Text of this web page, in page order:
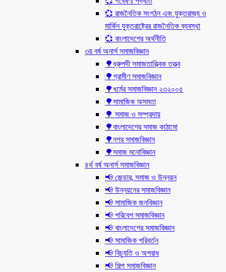
💞 রাজনৈতিক সংগঠন এবং যুক্তরাজ্য ও
মার্কিন যুক্তরাষ্ট্রের রাজনৈতিক ব্যবস্থা
💞 বাংলাদেশের অর্থনীতি
৩য় বর্ষ অনার্স সমাজবিজ্ঞান
🌳ধ্রুপদী সমাজতাত্ত্বিক তত্ত্ব
🌳গ্রামীণ সমাজবিজ্ঞান
🌳ধর্মের সমাজবিজ্ঞান ২৩২০০৫
🌳সামাজিক অসমতা
🌳 সমাজ ও সম্প্রদায়
🌳বাংলাদেশের সমাজ কাঠামো
🌳নগর সমাজবিজ্ঞান
🌳সমাজ মনোবিজ্ঞান
৪র্থ বর্ষ অনার্স সমাজবিজ্ঞান
📢 জেন্ডার, সমাজ ও উন্নয়ন
📢 উন্নয়নের সমাজবিজ্ঞান
📢 সামাজিক জনবিজ্ঞান
📢 পরিবেশ সমাজবিজ্ঞান
📢 বাংলাদেশের সমাজবিজ্ঞান
📢 সামাজিক পরিবর্তন
📢 বিচ্যুতি ও অপরাধ
📢 শিল্প সমাজবিজ্ঞান